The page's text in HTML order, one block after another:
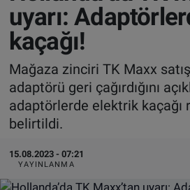
uyarı:
kaçağı!
Mağaza zinciri TK Maxx
adaptörü geri çağırdığını
adaptörlerde elektrik kaçağı
belirtildi.
15.08.2023 - 07:21
YAYINLANMA
ALMANYA
FRANSA
AVUSTURYA
SAĞLIK - YAŞAM
BİLİM-TEKNOLOJİ
ALMANYA
TÜRKİYE
DÜNYA
BİLİM-TEKNOLOJİ
SAĞLIK
FOTO GALERİ
Trafik Durumu
Süper Lig Puan Durumu ve
Tüm Manşetler
Son Dakika Haberleri
Haber Arşivi